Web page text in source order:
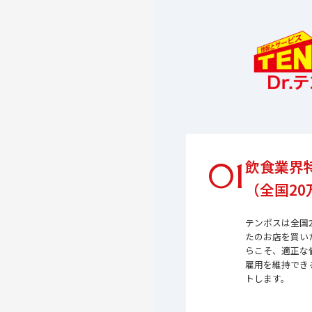
01飲食業界
（全国
テンポスは全国
たのお店を買
らこそ、適正
雇用を維持で
トします。